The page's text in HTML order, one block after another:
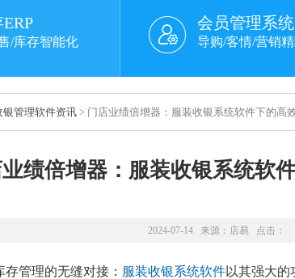
/库存智能化
会员管理系统
导购/客情/营销
银管理软件资讯> 门店业绩倍增器：服装收银系统软件下的高
绩倍增器：服装收银系统软
2024-07-14 来源： 店易 点击：
存管理的无缝对接： 服装收银系统软件以其强大的